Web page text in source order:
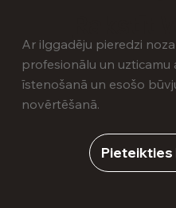
Ar ilggadēju pieredzi
profesionālu un
īstenošanā un esošo
novērtēšanā.
Pieteikties